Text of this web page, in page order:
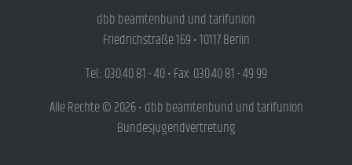
dbb beamtenbund und tarifunion
Friedrichstraße 169 • 10117 Berlin
Tel.: 030.40 81 - 40 • Fax: 030.40 81 - 49 99
Alle Rechte © 2026 • dbb beamtenbund und tarifunion
Bundesjugendvertretung